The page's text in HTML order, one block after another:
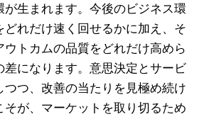
が生まれます。今後のビジネス環
れだけ速く回せるかに加え、そ
トカムの品質をどれだけ高めら
差になります。意思決定とサービ
つつ、改善の当たりを見極め続け
そが、マーケットを取り切るため